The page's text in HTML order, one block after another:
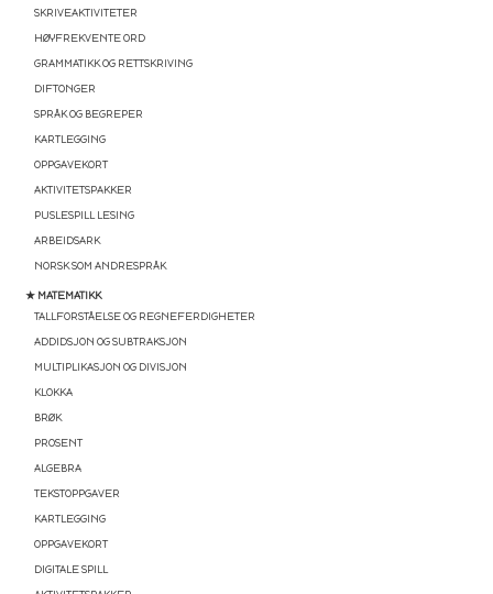
SKRIVEAKTIVITETER
HØYFREKVENTE ORD
GRAMMATIKK OG RETTSKRIVING
DIFTONGER
SPRÅK OG BEGREPER
KARTLEGGING
OPPGAVEKORT
AKTIVITETSPAKKER
PUSLESPILL LESING
ARBEIDSARK
NORSK SOM ANDRESPRÅK
★ MATEMATIKK
TALLFORSTÅELSE OG REGNEFERDIGHETER
ADDIDSJON OG SUBTRAKSJON
MULTIPLIKASJON OG DIVISJON
KLOKKA
BRØK
PROSENT
ALGEBRA
TEKSTOPPGAVER
KARTLEGGING
OPPGAVEKORT
DIGITALE SPILL